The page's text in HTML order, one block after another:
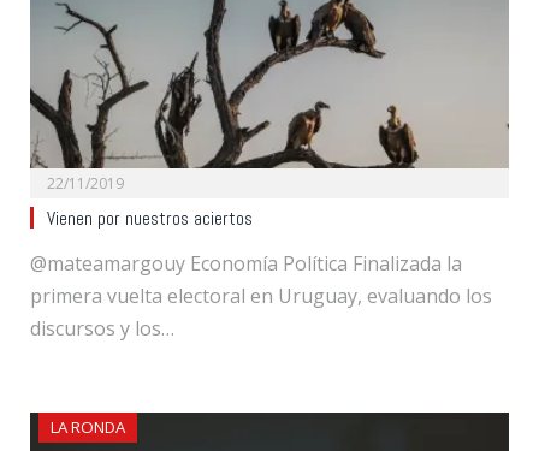
22/11/2019
Vienen por nuestros aciertos
@mateamargouy Economía Política Finalizada la
primera vuelta electoral en Uruguay, evaluando los
discursos y los…
LA RONDA